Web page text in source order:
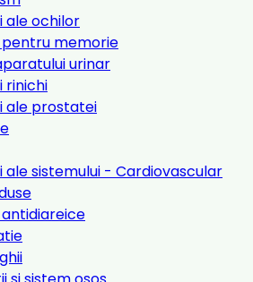
ale ochilor
pentru memorie
urinar
rinichi
ale prostatei
ale sistemului - Cardiovascular